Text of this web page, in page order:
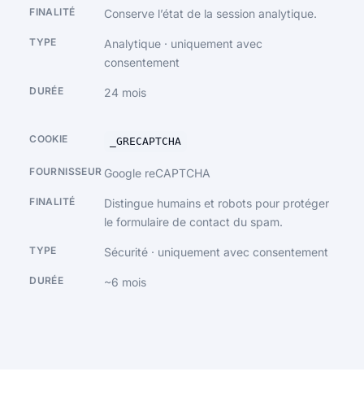
Conserve l’état de la session analytique.
Analytique · uniquement avec
consentement
24 mois
_GRECAPTCHA
Google reCAPTCHA
Distingue humains et robots pour protéger
le formulaire de contact du spam.
Sécurité · uniquement avec consentement
~6 mois